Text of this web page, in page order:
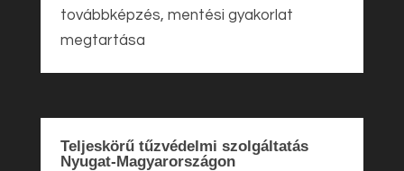
továbbképzés, mentési gyakorlat
megtartása
Teljeskörű tűzvédelmi szolgáltatás
Nyugat-Magyarországon